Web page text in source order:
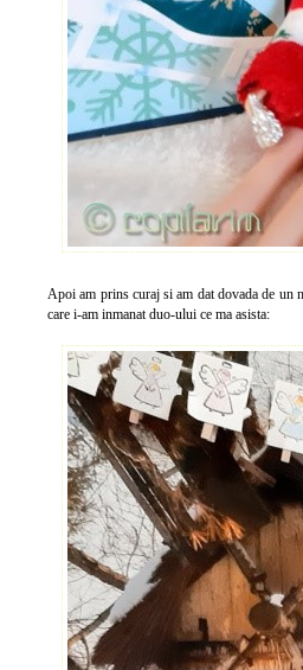
Apoi am prins curaj si am dat dovada de un
care i-am inmanat duo-ului ce ma asista: